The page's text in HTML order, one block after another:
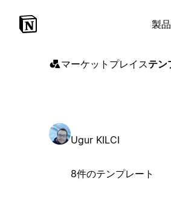
製品
マーケットプレイステン
Ugur KILCI
8件のテンプレート